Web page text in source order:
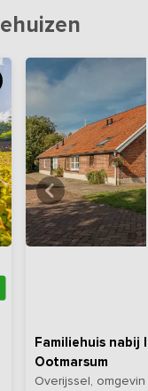
en een goed glas
Familiehuis nabij
Ootmarsum
Overijssel,
Bekijk